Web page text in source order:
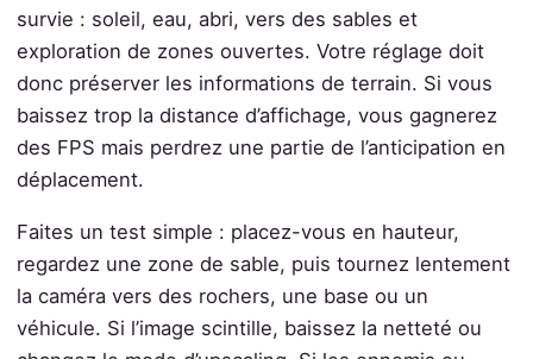
survie : soleil, eau, abri, vers des sables et
exploration de zones ouvertes. Votre réglage doit
donc préserver les informations de terrain. Si vous
baissez trop la distance d’affichage, vous gagnerez
des FPS mais perdrez une partie de l’anticipation en
déplacement.
Faites un test simple : placez-vous en hauteur,
regardez une zone de sable, puis tournez lentement
la caméra vers des rochers, une base ou un
véhicule. Si l’image scintille, baissez la netteté ou